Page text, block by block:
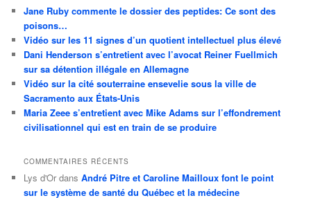
Jane Ruby commente le dossier des peptides: Ce sont des
poisons…
Vidéo sur les 11 signes d’un quotient intellectuel plus élevé
Dani Henderson s’entretient avec l’avocat Reiner Fuellmich
sur sa détention illégale en Allemagne
Vidéo sur la cité souterraine ensevelie sous la ville de
Sacramento aux États-Unis
Maria Zeee s’entretient avec Mike Adams sur l’effondrement
civilisationnel qui est en train de se produire
COMMENTAIRES RÉCENTS
Lys d'Or dansAndré Pitre et Caroline Mailloux font le point
sur le système de santé du Québec et la médecine